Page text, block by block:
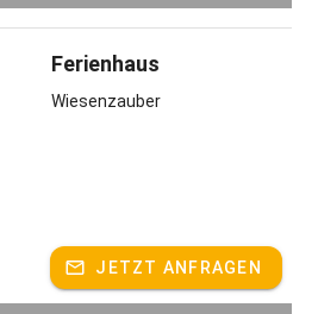
Ferienhaus
Wiesenzauber
JETZT ANFRAGEN